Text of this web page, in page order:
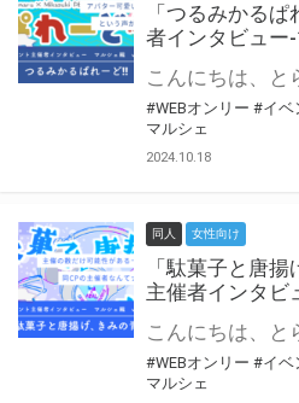
「つるみかるぱ
者インタビュー
#WEBオンリー #イベ
マルシェ
2024.10.18
同人 女性向け
「駄菓子と唐
主催者インタビ
#WEBオンリー #イベ
マルシェ